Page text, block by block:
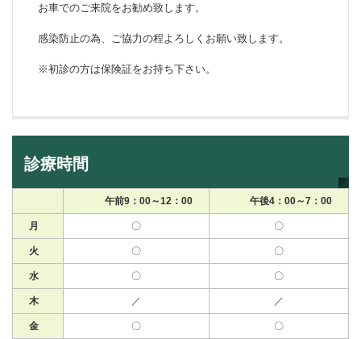
お車でのご来院をお勧め致します。
感染防止の為、ご協力の程よろしくお願い致します。
※初診の方は保険証をお持ち下さい。
診療時間
午前9：00～12：00 午後4：00～7：00
月 〇 〇
火 〇 〇
水 〇 〇
木 ／ ／
金 〇 〇